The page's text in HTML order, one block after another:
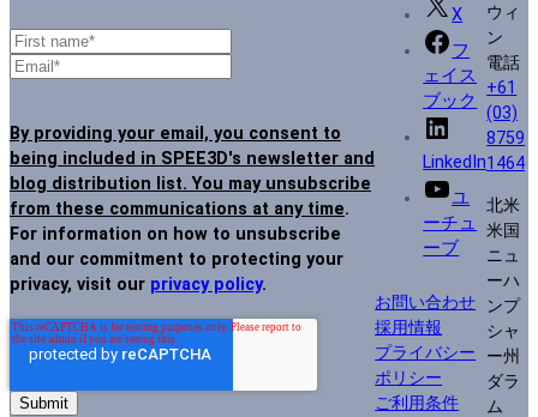
By providing your email, you consent to
being included in SPEE3D's newsletter and
blog distribution list. You may unsubscribe
from these communications at any time.
For information on how to unsubscribe
and our commitment to protecting your
privacy, visit our privacy policy.
X
フ
ェイス
ブック
LinkedIn
ユ
ーチュ
ーブ
お問い合わせ
採用情報
プライバシー
ポリシー
ご利用条件
ウィ
ン
電話
+61
(03)
8759
1464
北米
米国
ニュ
ーハ
ンプ
シャ
ー州
ダラ
ム